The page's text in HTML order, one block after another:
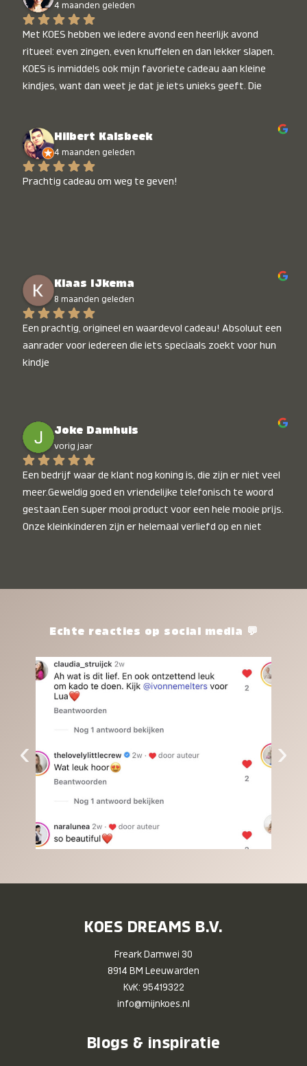
4 maanden geleden
Met KOES hebben we iedere avond een heerlijk avond
ritueel: even zingen, even knuffelen en dan lekker slapen.
KOES is inmiddels ook mijn favoriete cadeau aan kleine
kindjes, want dan weet je dat je iets unieks geeft. Die
Hilbert Kalsbeek
4 maanden geleden
Prachtig cadeau om weg te geven!
Klaas IJkema
8 maanden geleden
Een prachtig, origineel en waardevol cadeau! Absoluut een
aanrader voor iedereen die iets speciaals zoekt voor hun
kindje
Joke Damhuis
vorig jaar
Een bedrijf waar de klant nog koning is, die zijn er niet veel
meer.Geweldig goed en vriendelijke telefonisch te woord
gestaan.Een super mooi product voor een hele mooie prijs.
Onze kleinkinderen zijn er helemaal verliefd op en niet
het waard.Echte reacties op social media 💬
‹ ›
KOES DREAMS B.V.
Freark Damwei 30
8914 BM Leeuwarden
KvK: 95419322
info@mijnkoes.nl
Blogs & inspiratie